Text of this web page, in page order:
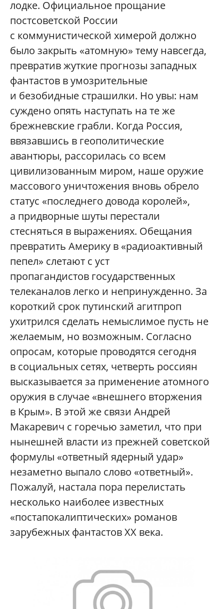
лодке. Официальное прощание
постсоветской России
с коммунистической химерой должно
было закрыть «атомную» тему навсегда,
превратив жуткие прогнозы западных
фантастов в умозрительные
и безобидные страшилки. Но увы: нам
суждено опять наступать на те же
брежневские грабли. Когда Россия,
ввязавшись в геополитические
авантюры, рассорилась со всем
цивилизованным миром, наше оружие
массового уничтожения вновь обрело
статус «последнего довода королей»,
а придворные шуты перестали
стесняться в выражениях. Обещания
превратить Америку в «радиоактивный
пепел» слетают с уст
пропагандистов государственных
телеканалов легко и непринужденно. За
короткий срок путинский агитпроп
ухитрился сделать немыслимое пусть не
желаемым, но возможным. Согласно
опросам, которые проводятся сегодня
в социальных сетях, четверть россиян
высказывается за применение атомного
оружия в случае «внешнего вторжения
в Крым». В этой же связи Андрей
Макаревич с горечью заметил, что при
нынешней власти из прежней советской
формулы «ответный ядерный удар»
незаметно выпало слово «ответный».
Пожалуй, настала пора перелистать
несколько наиболее известных
«постапокалиптических» романов
зарубежных фантастов ХХ века.